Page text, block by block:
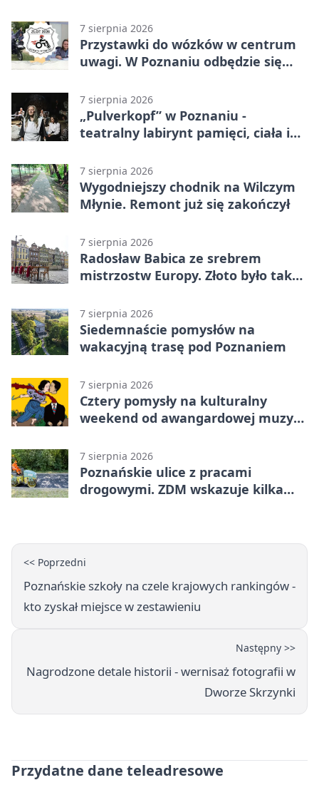
7 sierpnia 2026
Przystawki do wózków w centrum
uwagi. W Poznaniu odbędzie się
7 sierpnia 2026
„Pulverkopf” w Poznaniu -
teatralny labirynt pamięci, ciała i
7 sierpnia 2026
Wygodniejszy chodnik na Wilczym
Młynie. Remont już się zakończył
7 sierpnia 2026
Radosław Babica ze srebrem
mistrzostw Europy. Złoto było tak
7 sierpnia 2026
Siedemnaście pomysłów na
wakacyjną trasę pod Poznaniem
7 sierpnia 2026
Cztery pomysły na kulturalny
weekend od awangardowej muzyki
7 sierpnia 2026
Poznańskie ulice z pracami
drogowymi. ZDM wskazuje kilka
<< Poprzedni
Poznańskie szkoły na czele krajowych rankingów -
kto zyskał miejsce w zestawieniu
Następny >>
Nagrodzone detale historii - wernisaż fotografii w
Dworze Skrzynki
Przydatne dane teleadresowe